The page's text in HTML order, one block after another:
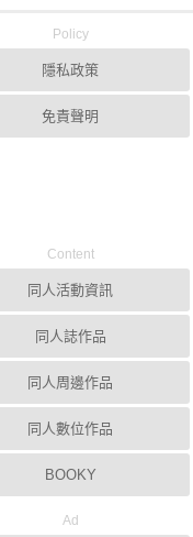
Policy
隱私政策
免責聲明
Content
同人活動資訊
同人誌作品
同人周邊作品
同人數位作品
BOOKY
Ad